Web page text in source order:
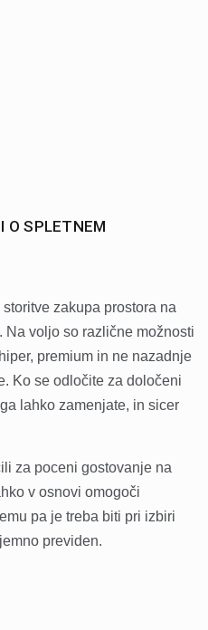
O SPLETNEM
storitve zakupa prostora na
Na voljo so različne možnosti
premium in ne nazadnje
Ko se odločite za določeni
lahko zamenjate, in sicer
za poceni gostovanje na
v osnovi omogoči
pa je treba biti pri izbiri
previden.